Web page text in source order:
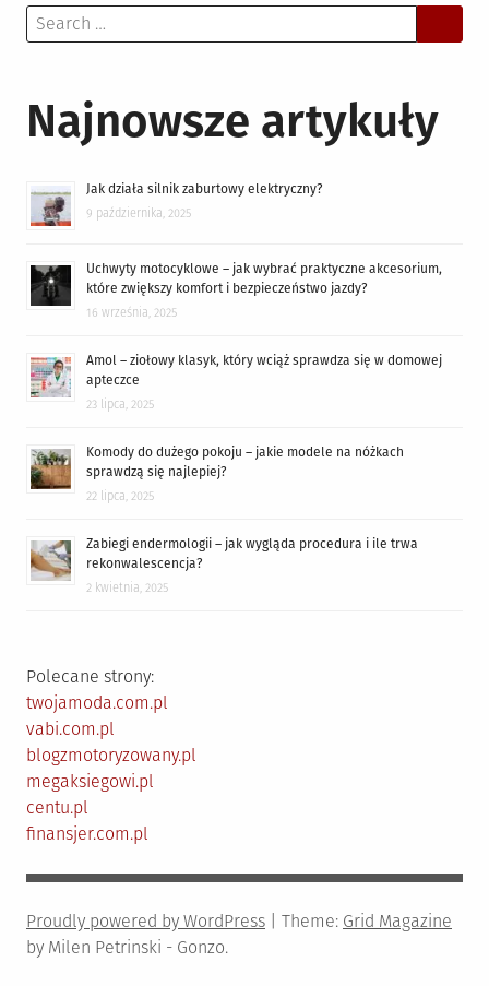
Search
for:
Najnowsze artykuły
Jak działa silnik zaburtowy elektryczny?
9 października, 2025
Uchwyty motocyklowe – jak wybrać praktyczne akcesorium,
które zwiększy komfort i bezpieczeństwo jazdy?
16 września, 2025
Amol – ziołowy klasyk, który wciąż sprawdza się w domowej
apteczce
23 lipca, 2025
Komody do dużego pokoju – jakie modele na nóżkach
sprawdzą się najlepiej?
22 lipca, 2025
Zabiegi endermologii – jak wygląda procedura i ile trwa
rekonwalescencja?
2 kwietnia, 2025
Polecane strony:
twojamoda.com.pl
vabi.com.pl
blogzmotoryzowany.pl
megaksiegowi.pl
centu.pl
finansjer.com.pl
Proudly powered by WordPress Theme: Grid Magazine
by Milen Petrinski - Gonzo.